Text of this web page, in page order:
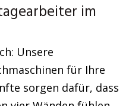
im
Unsere
für Ihre
sorgen dafür, dass